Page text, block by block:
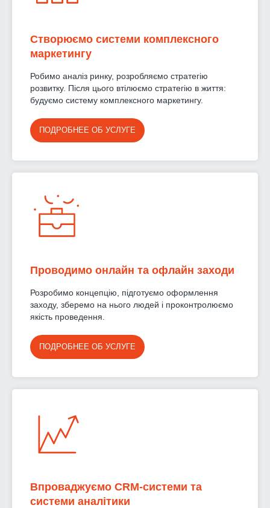
Створюємо системи комплексного
маркетингу
Робимо аналіз ринку, розробляємо стратегію
розвитку. Після цього втілюємо стратегію в життя:
будуємо систему комплексного маркетингу.
ПОДРОБНЕЕ ОБ УСЛУГЕ
Проводимо онлайн та офлайн заходи
Розробимо концепцію, підготуємо оформлення
заходу, зберемо на нього людей і проконтролюємо
якість проведення.
ПОДРОБНЕЕ ОБ УСЛУГЕ
Впроваджуємо CRM-системи та
системи аналітики